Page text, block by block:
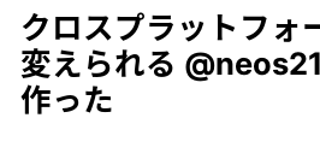
クロスプラットフォ
変えられる
作った